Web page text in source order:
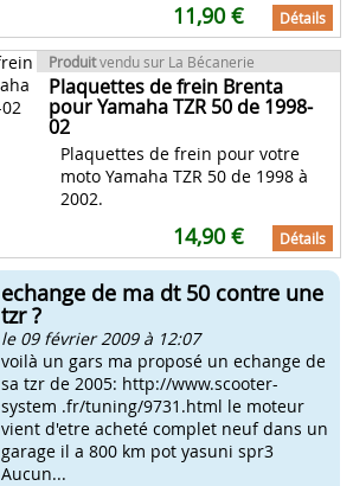
11,90 € Détails
Produitvendu sur La Bécanerie
Plaquettes de frein Brenta
pour Yamaha TZR 50 de 1998-
02
Plaquettes de frein pour votre
moto Yamaha TZR 50 de 1998 à
2002.
14,90 € Détails
echange de ma dt 50 contre une
tzr ?
le 09 février 2009 à 12:07
voilà un gars ma proposé un echange de
sa tzr de 2005: http://www.scooter-
system .fr/tuning/9731.html le moteur
vient d'etre acheté complet neuf dans un
garage il a 800 km pot yasuni spr3
Aucun...